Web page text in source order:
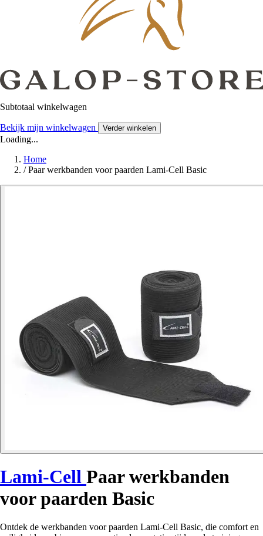
Subtotaal winkelwagen
Bekijk mijn winkelwagen Verder winkelen
Loading...
Home
/ Paar werkbanden voor paarden Lami-Cell Basic
Lami-Cell Paar werkbanden
voor paarden Basic
Ontdek de werkbanden voor paarden Lami-Cell Basic, die comfort en